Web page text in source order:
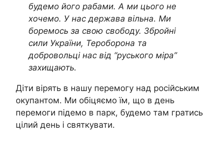
будемо його рабами. А ми цього не
хочемо. У нас держава вільна. Ми
боремось за свою свободу. Збройні
сили України, Тероборона та
добровольці нас від “руського міра”
захищають.
Діти вірять в нашу перемогу над російським
окупантом. Ми обіцяємо їм, що в день
перемоги підемо в парк, будемо там гратись
цілий день і святкувати.